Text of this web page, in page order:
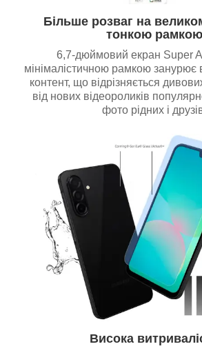
Більше розваг на
тонкою рамкою
6,7-дюймовий екран Super
мінімалістичною рамкою занурює
контент, що відрізняється
від нових відеороликів
фото рідних і
Висока